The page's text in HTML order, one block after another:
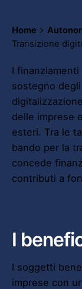
Home
Transizione
I finanziamenti
sostegno
delle imprese
esteri. Tra le
bando per la
concede
contributi a
I
I soggetti
imprese con